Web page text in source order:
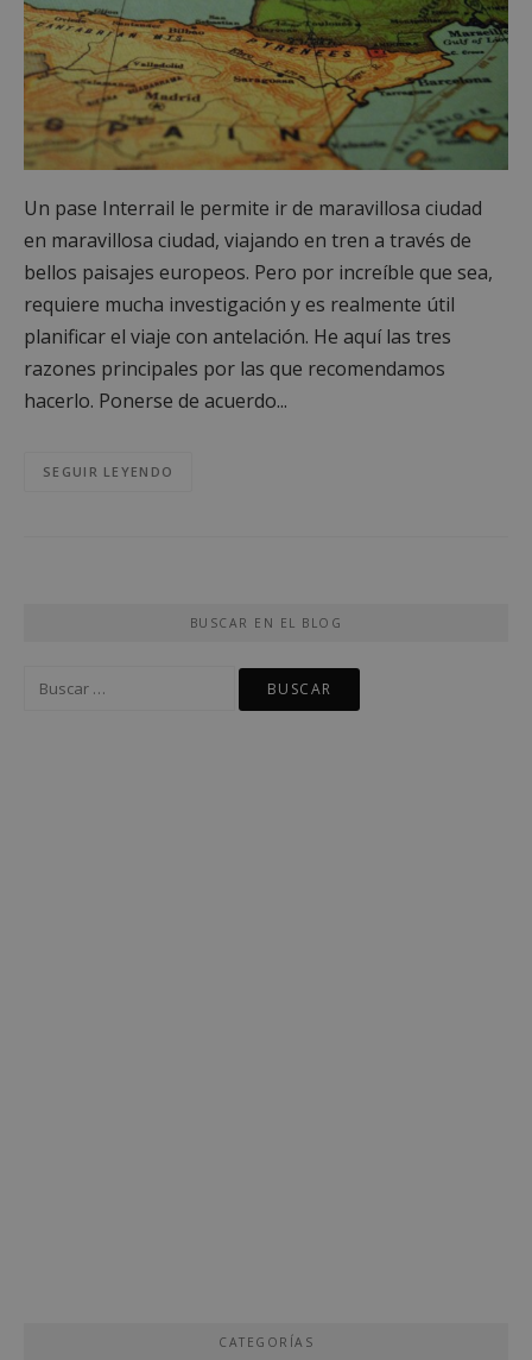
Un pase Interrail le permite ir de maravillosa ciudad
en maravillosa ciudad, viajando en tren a través de
bellos paisajes europeos. Pero por increíble que sea,
requiere mucha investigación y es realmente útil
planificar el viaje con antelación. He aquí las tres
razones principales por las que recomendamos
hacerlo. Ponerse de acuerdo...
SEGUIR LEYENDO
BUSCAR EN EL BLOG
CATEGORÍAS